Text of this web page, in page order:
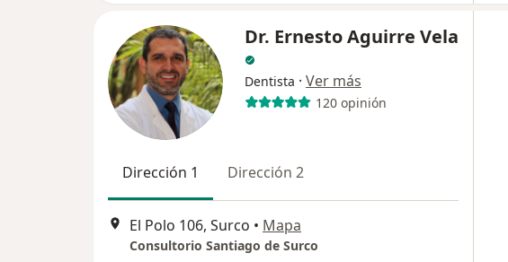
Dr. Ernesto Aguirre Vela
Dentista · Ver más
120 opinión
Dirección 1 Dirección 2
El Polo 106, Surco • Mapa
Consultorio Santiago de Surco